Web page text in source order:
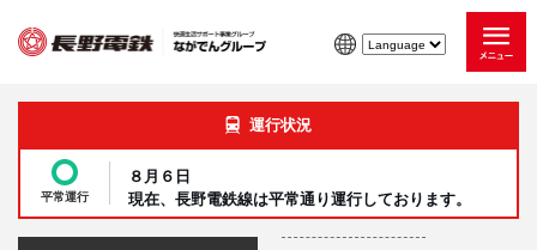
運行状況
平常運行
８月６日
現在、長野電鉄線は平常通り運行しております。